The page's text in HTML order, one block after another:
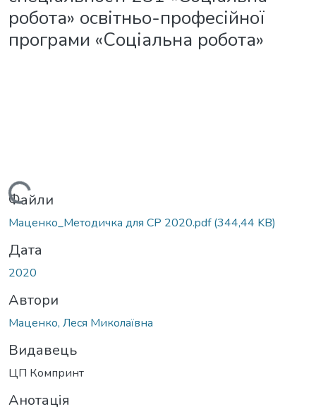
робота» освітньо-професійної
програми «Соціальна робота»
Вантажиться...
Файли
Маценко_Методичка для СР 2020.pdf(344,44 KB)
Дата
2020
Автори
Маценко, Леся Миколаївна
Видавець
ЦП Компринт
Анотація